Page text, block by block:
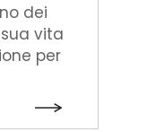
dei
vita
per